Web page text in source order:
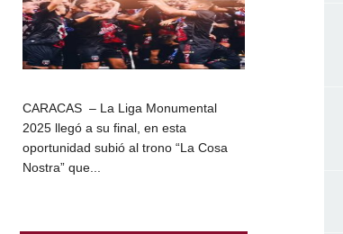
CARACAS – La Liga Monumental
2025 llegó a su final, en esta
oportunidad subió al trono “La Cosa
Nostra” que...